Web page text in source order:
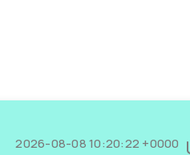
2026-08-08 10:20:22 +0000